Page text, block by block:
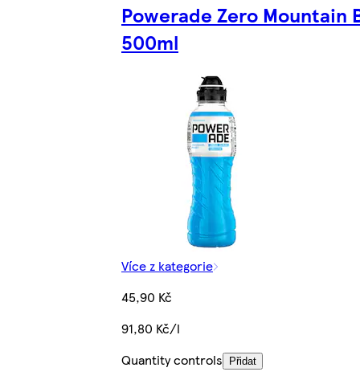
Powerade Zero Mountain
500ml
Více z kategorie
45,90 Kč
91,80 Kč/l
Quantity controls
Přidat